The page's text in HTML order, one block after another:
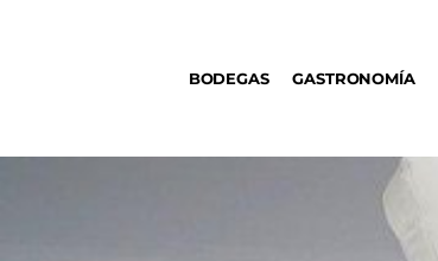
BODEGAS GASTRONOMÍA